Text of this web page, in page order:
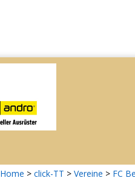
Home > click-TT > Vereine > FC